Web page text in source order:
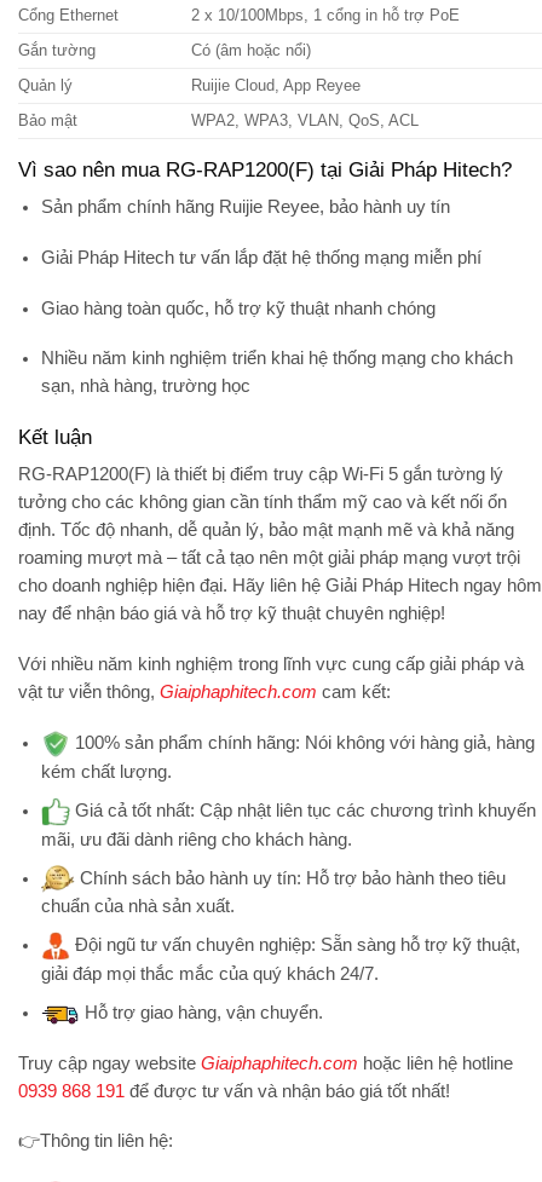
Cổng Ethernet
2 x 10/100Mbps, 1 cổng in hỗ trợ PoE
Gắn tường
Có (âm hoặc nổi)
Quản lý
Ruijie Cloud, App Reyee
Bảo mật
WPA2, WPA3, VLAN, QoS, ACL
Vì sao nên mua RG-RAP1200(F) tại Giải Pháp Hitech?
Sản phẩm chính hãng Ruijie Reyee, bảo hành uy tín
Giải Pháp Hitechtư vấn lắp đặt hệ thống mạng miễn phí
Giao hàng toàn quốc, hỗ trợ kỹ thuật nhanh chóng
Nhiều năm kinh nghiệm triển khai hệ thống mạng cho khách
sạn, nhà hàng, trường học
Kết luận
RG-RAP1200(F) là thiết bị điểm truy cập Wi-Fi 5 gắn tường lý
tưởng cho các không gian cần tính thẩm mỹ cao và kết nối ổn
định. Tốc độ nhanh, dễ quản lý, bảo mật mạnh mẽ và khả năng
roaming mượt mà – tất cả tạo nên một giải pháp mạng vượt trội
cho doanh nghiệp hiện đại. Hãy liên hệ Giải Pháp Hitech ngay hôm
nay để nhận báo giá và hỗ trợ kỹ thuật chuyên nghiệp!
Với nhiều năm kinh nghiệm trong lĩnh vực cung cấp giải pháp và
vật tư viễn thông, Giaiphaphitech.com cam kết:
100% sản phẩm chính hãng: Nói không với hàng giả, hàng
kém chất lượng.
Giá cả tốt nhất: Cập nhật liên tục các chương trình khuyến
mãi, ưu đãi dành riêng cho khách hàng.
Chính sách bảo hành uy tín: Hỗ trợ bảo hành theo tiêu
chuẩn của nhà sản xuất.
Đội ngũ tư vấn chuyên nghiệp: Sẵn sàng hỗ trợ kỹ thuật,
giải đáp mọi thắc mắc của quý khách 24/7.
Hỗ trợgiao hàng, vận chuyển.
Truy cập ngay website Giaiphaphitech.com hoặc liên hệ hotline
0939 868 191 để được tư vấn và nhận báo giá tốt nhất!
👉Thông tin liên hệ: